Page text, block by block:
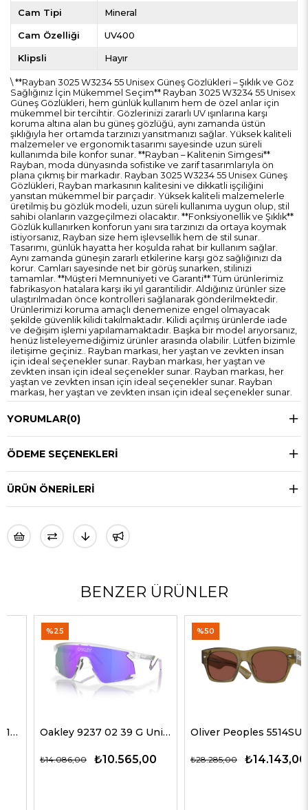
Cam Tipi Mineral
Cam Özelliği UV400
Klipsli Hayır
\ **Rayban 3025 W3234 55 Unisex Güneş Gözlükleri – Şıklık ve Göz
Sağlığınız İçin Mükemmel Seçim** Rayban 3025 W3234 55 Unisex
Güneş Gözlükleri, hem günlük kullanım hem de özel anlar için
mükemmel bir tercihtir. Gözlerinizi zararlı UV ışınlarına karşı
koruma altına alan bu güneş gözlüğü, aynı zamanda üstün
şıklığıyla her ortamda tarzınızı yansıtmanızı sağlar. Yüksek kaliteli
malzemeler ve ergonomik tasarımı sayesinde uzun süreli
kullanımda bile konfor sunar. **Rayban – Kalitenin Simgesi**
Rayban, moda dünyasında sofistike ve zarif tasarımlarıyla ön
plana çıkmış bir markadır. Rayban 3025 W3234 55 Unisex Güneş
Gözlükleri, Rayban markasının kalitesini ve dikkatli işçiliğini
yansıtan mükemmel bir parçadır. Yüksek kaliteli malzemelerle
üretilmiş bu gözlük modeli, uzun süreli kullanıma uygun olup, stil
sahibi olanların vazgeçilmezi olacaktır. **Fonksiyonellik ve Şıklık**
Gözlük kullanırken konforun yanı sıra tarzınızı da ortaya koymak
istiyorsanız, Rayban size hem işlevsellik hem de stil sunar.
Tasarımı, günlük hayatta her koşulda rahat bir kullanım sağlar.
Aynı zamanda güneşin zararlı etkilerine karşı göz sağlığınızı da
korur. Camları sayesinde net bir görüş sunarken, stilinizi
tamamlar. **Müşteri Memnuniyeti ve Garanti** Tüm ürünlerimiz
fabrikasyon hatalara karşı iki yıl garantilidir. Aldığınız ürünler size
ulaştırılmadan önce kontrolleri sağlanarak gönderilmektedir.
Ürünlerimizi koruma amaçlı denemenize engel olmayacak
şekilde güvenlik kilidi takılmaktadır. Kilidi açılmış ürünlerde iade
ve değişim işlemi yapılamamaktadır. Başka bir model arıyorsanız,
henüz listeleyemediğimiz ürünler arasında olabilir. Lütfen bizimle
iletişime geçiniz.. Rayban markası, her yaştan ve zevkten insan
için ideal seçenekler sunar. Rayban markası, her yaştan ve
zevkten insan için ideal seçenekler sunar. Rayban markası, her
yaştan ve zevkten insan için ideal seçenekler sunar. Rayban
markası, her yaştan ve zevkten insan için ideal seçenekler sunar.
YORUMLAR(0)
ÖDEME SEÇENEKLERI
ÜRÜN ÖNERILERI
BENZER ÜRÜNLER
Oakley 9237 02 39 G Unisex Güneş Gözlükleri
₺10.565,00
₺14.086,00
Oliver Peoples 5514SU 1678C5 51 G Unisex Güneş Gözlükleri
₺14.143,00
₺28.285,00